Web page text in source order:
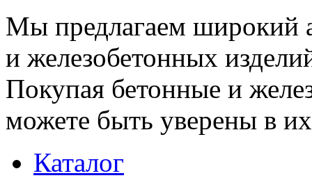
Мы предлагаем широкий
и железобетонных
Покупая бетонные и
можете быть уверены в их
Каталог